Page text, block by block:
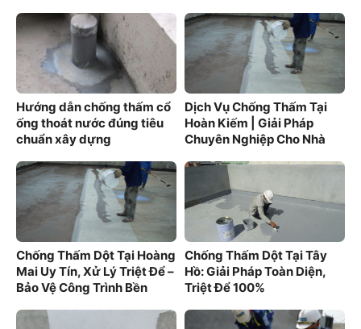
Hướng dẫn chống thấm cổ
ống thoát nước đúng tiêu
chuẩn xây dựng
Dịch Vụ Chống Thấm Tại
Hoàn Kiếm | Giải Pháp
Chuyên Nghiệp Cho Nhà
Chống Thấm Dột Tại Hoàng
Mai Uy Tín, Xử Lý Triệt Để –
Bảo Vệ Công Trình Bền
Chống Thấm Dột Tại Tây
Hồ: Giải Pháp Toàn Diện,
Triệt Để 100%